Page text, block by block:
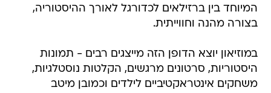
המיוחד בין ברזילאים לכדורגל לאורך ההיסטוריה,
בצורה מהנה וחווייתית.
במוזיאון יוצא הדופן הזה מייצגים רבים - תמונות
היסטוריות, סרטונים מרגשים, הקלטות נוסטלגיות,
משחקים אינטראקטיביים לילדים וכמובן מיטב